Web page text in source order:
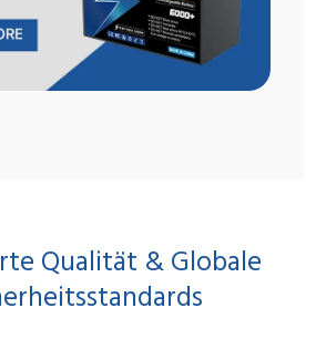
Qualität & Globale